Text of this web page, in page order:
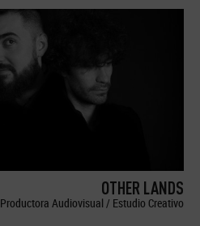
OTHER LANDS
Productora Audiovisual / Estudio Creativo